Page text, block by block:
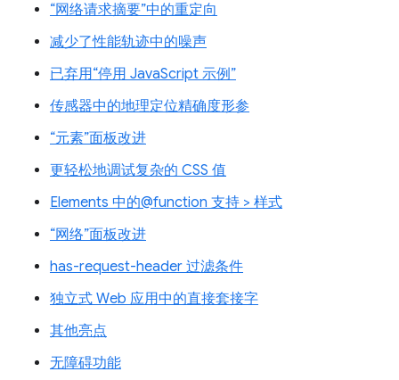
“网络请求摘要”中的重定向
减少了性能轨迹中的噪声
已弃用“停用 JavaScript 示例”
传感器中的地理定位精确度形参
“元素”面板改进
更轻松地调试复杂的 CSS 值
Elements 中的@function 支持 > 样式
“网络”面板改进
has-request-header 过滤条件
独立式 Web 应用中的直接套接字
其他亮点
无障碍功能